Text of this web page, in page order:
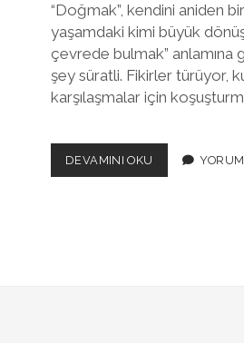
“Doğmak”, kendini aniden
yaşamdaki kimi büyük
çevrede bulmak”
şey süratli. Fikirler türüyor,
karşılaşmalar için
DEVAMINI OKU “HALUK
ŞAHIN’IN